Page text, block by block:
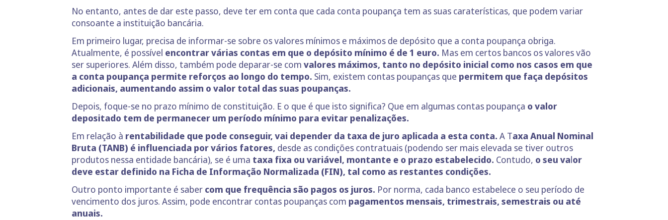
No entanto, antes de dar este passo, deve ter em conta que cada conta poupança tem as suas caraterísticas, que podem variar
consoante a instituição bancária.
Em primeiro lugar, precisa de informar-se sobre os valores mínimos e máximos de depósito que a conta poupança obriga.
Atualmente, é possível encontrar várias contas em que o depósito mínimo é de 1 euro. Mas em certos bancos os valores vão
ser superiores. Além disso, também pode deparar-se com valores máximos, tanto no depósito inicial como nos casos em que
a conta poupança permite reforços ao longo do tempo. Sim, existem contas poupanças que permitem que faça depósitos
adicionais, aumentando assim o valor total das suas poupanças.
Depois, foque-se no prazo mínimo de constituição. E o que é que isto significa? Que em algumas contas poupança o valor
depositado tem de permanecer um período mínimo para evitar penalizações.
Em relação à rentabilidade que pode conseguir, vai depender da taxa de juro aplicada a esta conta. A Taxa Anual Nominal
Bruta (TANB) é influenciada por vários fatores, desde as condições contratuais (podendo ser mais elevada se tiver outros
produtos nessa entidade bancária), se é uma taxa fixa ou variável, montante e o prazo estabelecido. Contudo, o seu valor
deve estar definido na Ficha de Informação Normalizada (FIN), tal como as restantes condições.
Outro ponto importante é saber com que frequência são pagos os juros. Por norma, cada banco estabelece o seu período de
vencimento dos juros. Assim, pode encontrar contas poupanças com pagamentos mensais, trimestrais, semestrais ou até
anuais.